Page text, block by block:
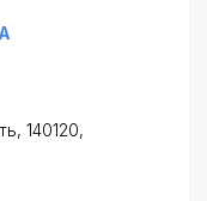
140120,